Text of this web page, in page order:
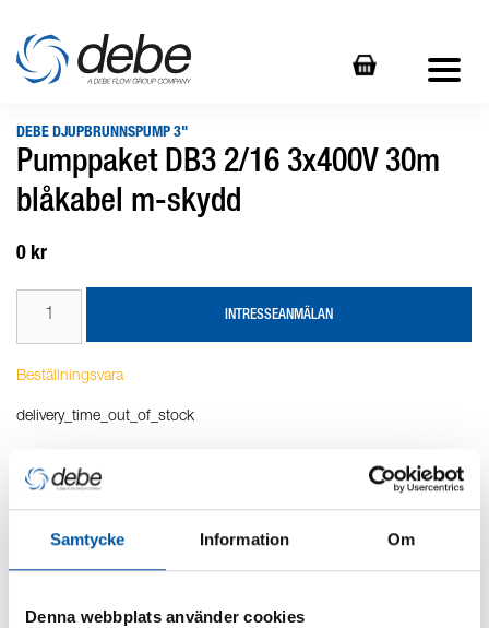
Samtycke Information Om
Denna webbplats använder cookies
DEBE DJUPBRUNNSPUMP 3"
Pumppaket DB3 2/16 3x400V 30m
blåkabel m-skydd
0 kr
INTRESSEANMÄLAN
Beställningsvara
delivery_time_out_of_stock
Produktbeskrivning